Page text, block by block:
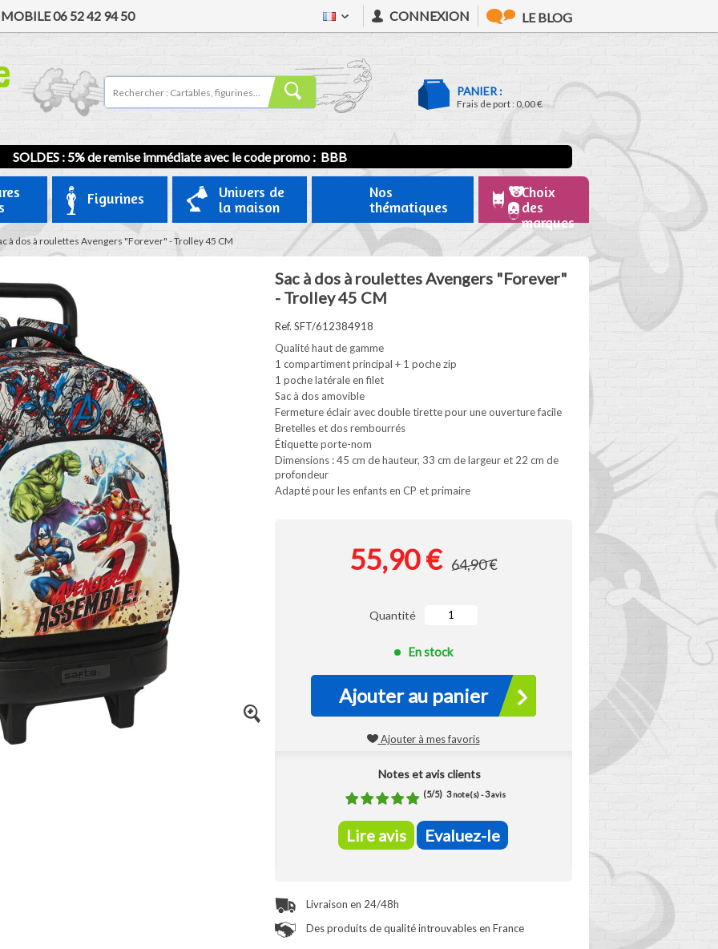
MOBILE06 52 42 94 50 CONNEXION LE BLOG
PANIER :
Frais de port : 0,00 €
SOLDES : 5% de remise immédiate avec le code promo : BBB
Figurines
Univers de
la maison
Nos
thématiques
Choix
des
marques
à dos à roulettes Avengers "Forever" - Trolley 45 CM
Sac à dos à roulettes Avengers "Forever"
- Trolley 45 CM
Ref. SFT/612384918
Qualité haut de gamme
1 compartiment principal + 1 poche zip
1 poche latérale en filet
Sac à dos amovible
Fermeture éclair avec double tirette pour une ouverture facile
Bretelles et dos rembourrés
Étiquette porte-nom
Dimensions : 45 cm de hauteur, 33 cm de largeur et 22 cm de
profondeur
Adapté pour les enfants en CP et primaire
55,90 € 64,90 €
Quantité
En stock
Ajouter au panier
Ajouter à mes favoris
Notes et avis clients
(5/5) 3note(s) -3avis
Lire avis Evaluez-le
Livraison en 24/48h
Des produits de qualité introuvables en France